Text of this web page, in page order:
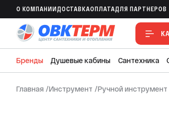
O КОМПАНИИ ДОСТАВКАОПЛАТАДЛЯ ПАРТНЕРОВ
Бренды Душевые кабины Сантехника
Главная /Инструмент /Ручной инструмент
Отвертка крестовая
В ИЗБРАННОЕ В СРАВНЕНИЕ